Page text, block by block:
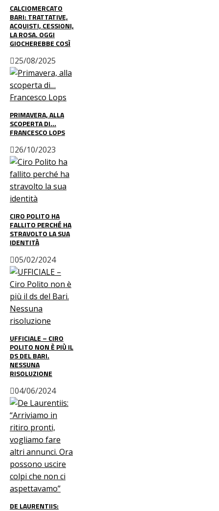
CALCIOMERCATO
BARI: TRATTATIVE,
ACQUISTI, CESSIONI,
LA ROSA. OGGI
GIOCHEREBBE COSÌ
25/08/2025
PRIMAVERA, ALLA
SCOPERTA DI…
FRANCESCO LOPS
26/10/2023
CIRO POLITO HA
FALLITO PERCHÉ HA
STRAVOLTO LA SUA
IDENTITÀ
05/02/2024
UFFICIALE – CIRO
POLITO NON È PIÙ IL
DS DEL BARI.
NESSUNA
RISOLUZIONE
04/06/2024
DE LAURENTIIS: